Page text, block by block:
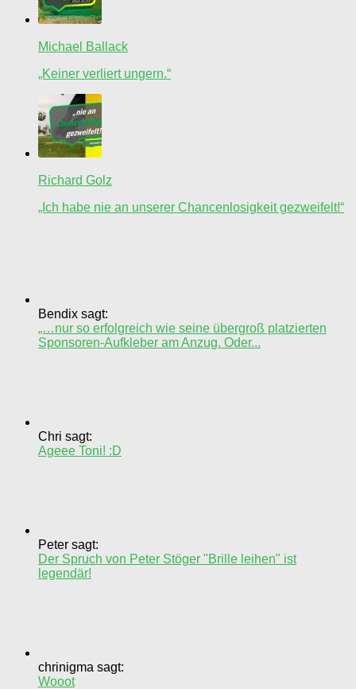
Michael Ballack
„Keiner verliert ungern.“
Richard Golz
„Ich habe nie an unserer Chancenlosigkeit gezweifelt!“
Bendix sagt:
„…nur so erfolgreich wie seine übergroß platzierten
Sponsoren-Aufkleber am Anzug. Oder...
Chri sagt:
Ageee Toni! :D
Peter sagt:
Der Spruch von Peter Stöger "Brille leihen" ist
legendär!
chrinigma sagt:
Wooot